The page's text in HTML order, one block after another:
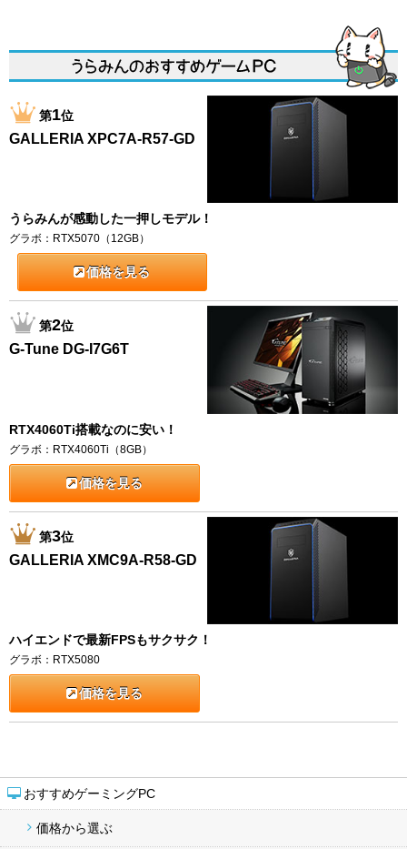
おすすめゲーミングPC
価格から選ぶ
第1位
GALLERIA XPC7A-R57-GD
うらみんが感動した一押しモデル！
グラボ：RTX5070（12GB）
価格を見る
第2位
G-Tune DG-I7G6T
RTX4060Ti搭載なのに安い！
グラボ：RTX4060Ti（8GB）
価格を見る
第3位
GALLERIA XMC9A-R58-GD
ハイエンドで最新FPSもサクサク！
グラボ：RTX5080
価格を見る